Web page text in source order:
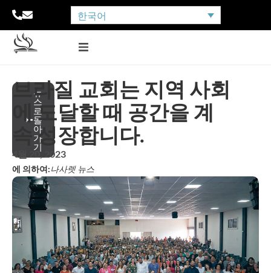
한국어
뉴
스
로
돌
아
가
기
브라질 교회는 지역 사회
에 도달할 때 공간을 계
속 성장합니다.
4월 20, 2023
에 의하여:나사렛 뉴스